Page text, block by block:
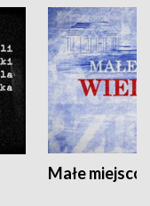
Małe